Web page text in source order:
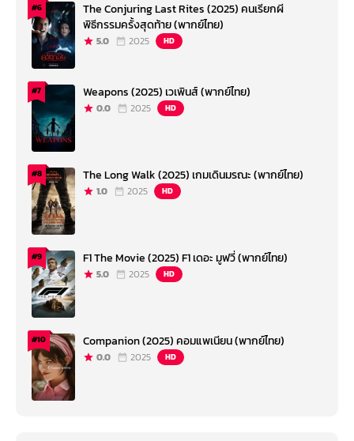
#6
The Conjuring Last Rites (2025) คนเรียกผี
พิธีกรรมครั้งสุดท้าย (พากย์ไทย)
5.0 2025 HD
#7 Weapons (2025) เวเพินส์ (พากย์ไทย)
0.0 2025 HD
#8 The Long Walk (2025) เกมเดินมรณะ (พากย์ไทย)
1.0 2025 HD
#9 F1 The Movie (2025) F1 เดอะ มูฟวี่ (พากย์ไทย)
5.0 2025 HD
#10 Companion (2025) คอมแพเนียน (พากย์ไทย)
0.0 2025 HD